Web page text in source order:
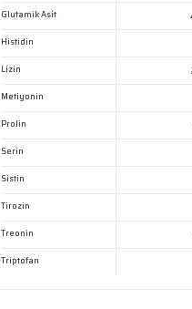
Glutamik Asit
Histidin
Lizin
Metiyonin
Prolin
Serin
Sistin
Tirozin
Treonin
Triptofan